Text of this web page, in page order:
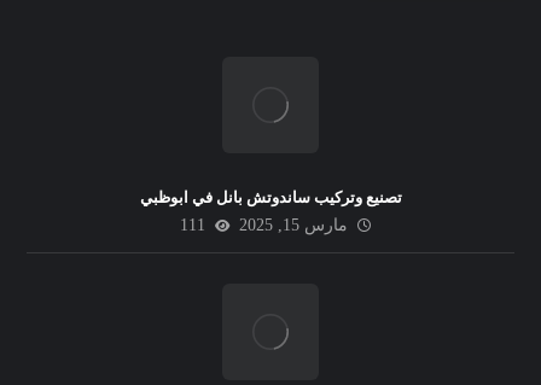
تصنيع وتركيب ساندوتش بانل في ابوظبي
مارس 15, 2025
111